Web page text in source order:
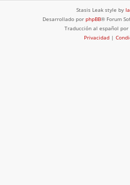
Stasis Leak style by
Desarrollado por phpBB® Forum
Traducción al español por
Privacidad |